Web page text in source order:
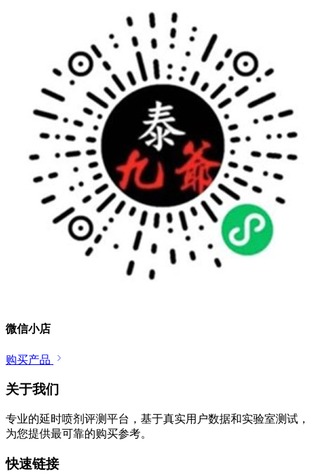
微信小店
购买产品
关于我们
专业的延时喷剂评测平台，基于真实用户数据和实验室测试，
为您提供最可靠的购买参考。
快速链接